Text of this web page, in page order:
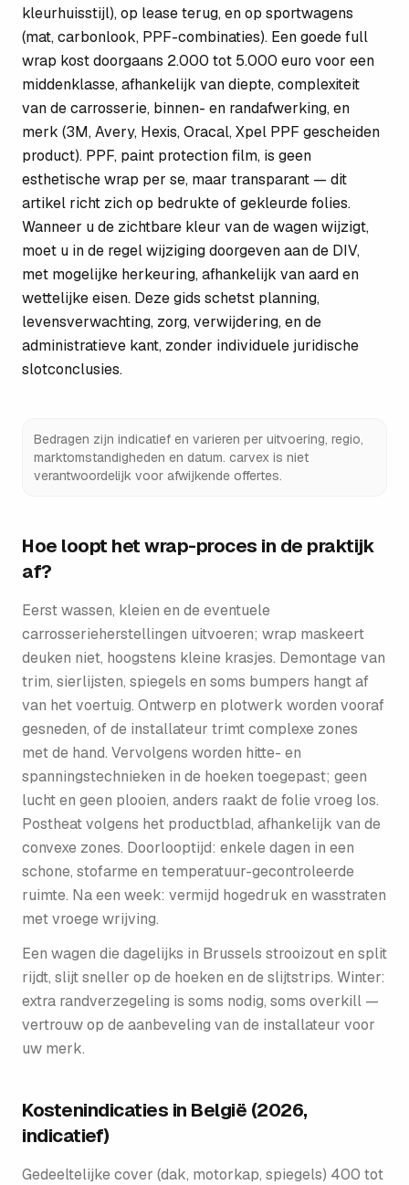
kleurhuisstijl), op lease terug, en op sportwagens
(mat, carbonlook, PPF-combinaties). Een goede full
wrap kost doorgaans 2.000 tot 5.000 euro voor een
middenklasse, afhankelijk van diepte, complexiteit
van de carrosserie, binnen- en randafwerking, en
merk (3M, Avery, Hexis, Oracal, Xpel PPF gescheiden
product). PPF, paint protection film, is geen
esthetische wrap per se, maar transparant — dit
artikel richt zich op bedrukte of gekleurde folies.
Wanneer u de zichtbare kleur van de wagen wijzigt,
moet u in de regel wijziging doorgeven aan de DIV,
met mogelijke herkeuring, afhankelijk van aard en
wettelijke eisen. Deze gids schetst planning,
levensverwachting, zorg, verwijdering, en de
administratieve kant, zonder individuele juridische
slotconclusies.
Bedragen zijn indicatief en varieren per uitvoering, regio,
marktomstandigheden en datum. carvex is niet
verantwoordelijk voor afwijkende offertes.
Hoe loopt het wrap-proces in de praktijk
af?
Eerst wassen, kleien en de eventuele
carrosserieherstellingen uitvoeren; wrap maskeert
deuken niet, hoogstens kleine krasjes. Demontage van
trim, sierlijsten, spiegels en soms bumpers hangt af
van het voertuig. Ontwerp en plotwerk worden vooraf
gesneden, of de installateur trimt complexe zones
met de hand. Vervolgens worden hitte- en
spanningstechnieken in de hoeken toegepast; geen
lucht en geen plooien, anders raakt de folie vroeg los.
Postheat volgens het productblad, afhankelijk van de
convexe zones. Doorlooptijd: enkele dagen in een
schone, stofarme en temperatuur-gecontroleerde
ruimte. Na een week: vermijd hogedruk en wasstraten
met vroege wrijving.
Een wagen die dagelijks in Brussels strooizout en split
rijdt, slijt sneller op de hoeken en de slijtstrips. Winter:
extra randverzegeling is soms nodig, soms overkill —
vertrouw op de aanbeveling van de installateur voor
uw merk.
Kostenindicaties in België (2026,
indicatief)
Gedeeltelijke cover (dak, motorkap, spiegels) 400 tot